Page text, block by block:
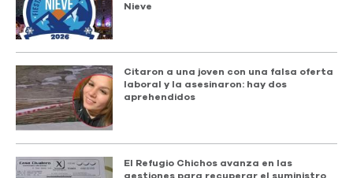
Nieve
Citaron a una joven con una falsa oferta
laboral y la asesinaron: hay dos
aprehendidos
El Refugio Chichos avanza en las
gestiones para recuperar el suministro